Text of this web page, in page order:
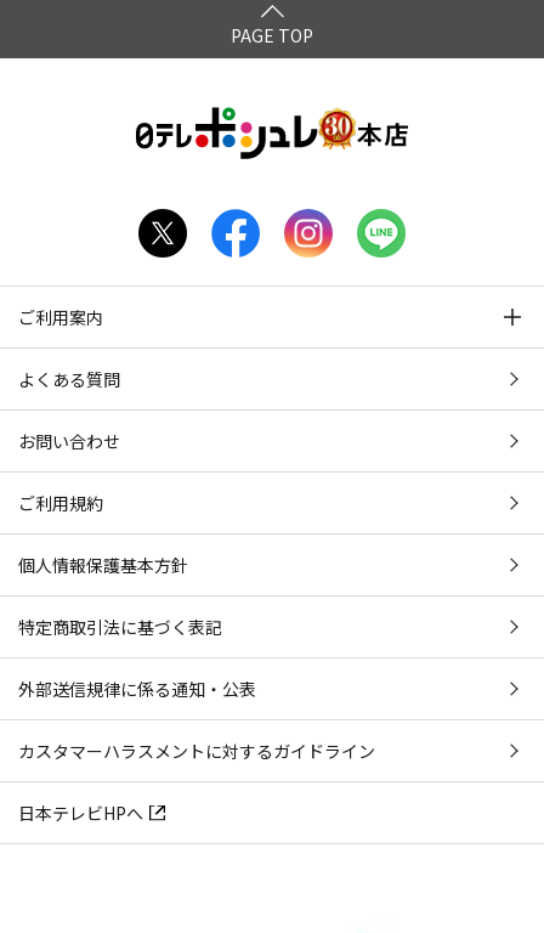
PAGE TOP
ご利用案内
よくある質問
お問い合わせ
ご利用規約
個人情報保護基本方針
特定商取引法に基づく表記
外部送信規律に係る通知・公表
カスタマーハラスメントに対するガイドライン
日本テレビHPへ